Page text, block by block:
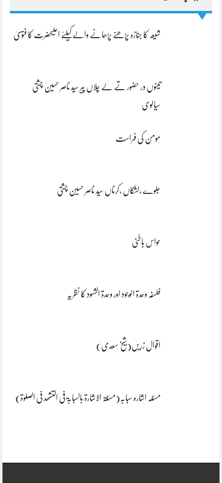
شیعہ کا جنازہ پڑھنے پڑھانے والےکیلئے اعلیٰحضرت کا فتویٰ
تینوں در حضور تے لے چلاں پیر سید ناصر حسین چشتی
سیالوی
مومن کی فراست
جلوے ،لشکاں ،کرناں سید ناصر حسین چشتی
حواس باطنی
فلسفہ وحدۃ الوجود اور وحدۃ الشہود کا نظریہ
اقوال زریں(شیخ سعدی)
مسئلہ اشارہ سبابہ(مسئلۃ الاشارۃ بالسبابۃ فی التشھد فی الصلوۃ)